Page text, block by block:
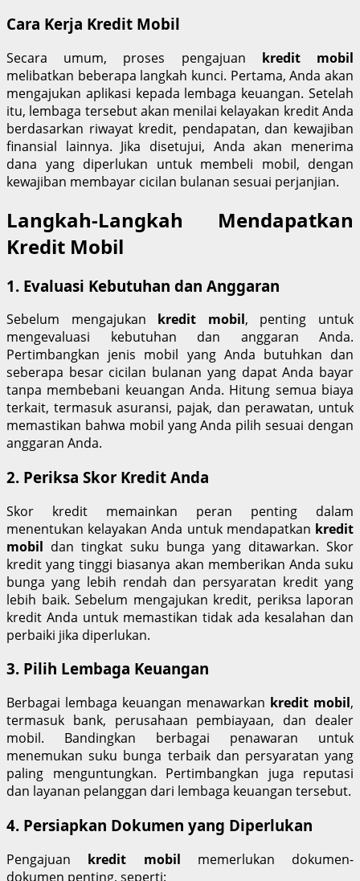
Cara Kerja Kredit Mobil
Secara umum, proses pengajuan kredit mobil
melibatkan beberapa langkah kunci. Pertama, Anda akan
mengajukan aplikasi kepada lembaga keuangan. Setelah
itu, lembaga tersebut akan menilai kelayakan kredit Anda
berdasarkan riwayat kredit, pendapatan, dan kewajiban
finansial lainnya. Jika disetujui, Anda akan menerima
dana yang diperlukan untuk membeli mobil, dengan
kewajiban membayar cicilan bulanan sesuai perjanjian.
Langkah-Langkah Mendapatkan
Kredit Mobil
1. Evaluasi Kebutuhan dan Anggaran
Sebelum mengajukan kredit mobil, penting untuk
mengevaluasi kebutuhan dan anggaran Anda.
Pertimbangkan jenis mobil yang Anda butuhkan dan
seberapa besar cicilan bulanan yang dapat Anda bayar
tanpa membebani keuangan Anda. Hitung semua biaya
terkait, termasuk asuransi, pajak, dan perawatan, untuk
memastikan bahwa mobil yang Anda pilih sesuai dengan
anggaran Anda.
2. Periksa Skor Kredit Anda
Skor kredit memainkan peran penting dalam
menentukan kelayakan Anda untuk mendapatkan kredit
mobil dan tingkat suku bunga yang ditawarkan. Skor
kredit yang tinggi biasanya akan memberikan Anda suku
bunga yang lebih rendah dan persyaratan kredit yang
lebih baik. Sebelum mengajukan kredit, periksa laporan
kredit Anda untuk memastikan tidak ada kesalahan dan
perbaiki jika diperlukan.
3. Pilih Lembaga Keuangan
Berbagai lembaga keuangan menawarkan kredit mobil,
termasuk bank, perusahaan pembiayaan, dan dealer
mobil. Bandingkan berbagai penawaran untuk
menemukan suku bunga terbaik dan persyaratan yang
paling menguntungkan. Pertimbangkan juga reputasi
dan layanan pelanggan dari lembaga keuangan tersebut.
4. Persiapkan Dokumen yang Diperlukan
Pengajuan kredit mobil memerlukan dokumen-
dokumen penting, seperti: